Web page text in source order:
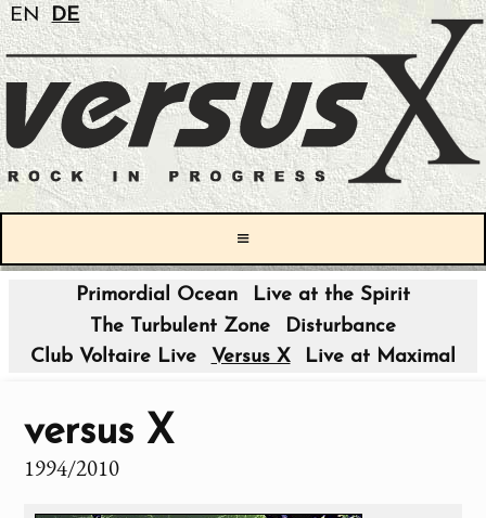
EN DE
≡
Primordial Ocean
Live at the Spirit
The Turbulent Zone
Disturbance
Club Voltaire Live
Versus X Live at Maximal
versus X
1994/2010